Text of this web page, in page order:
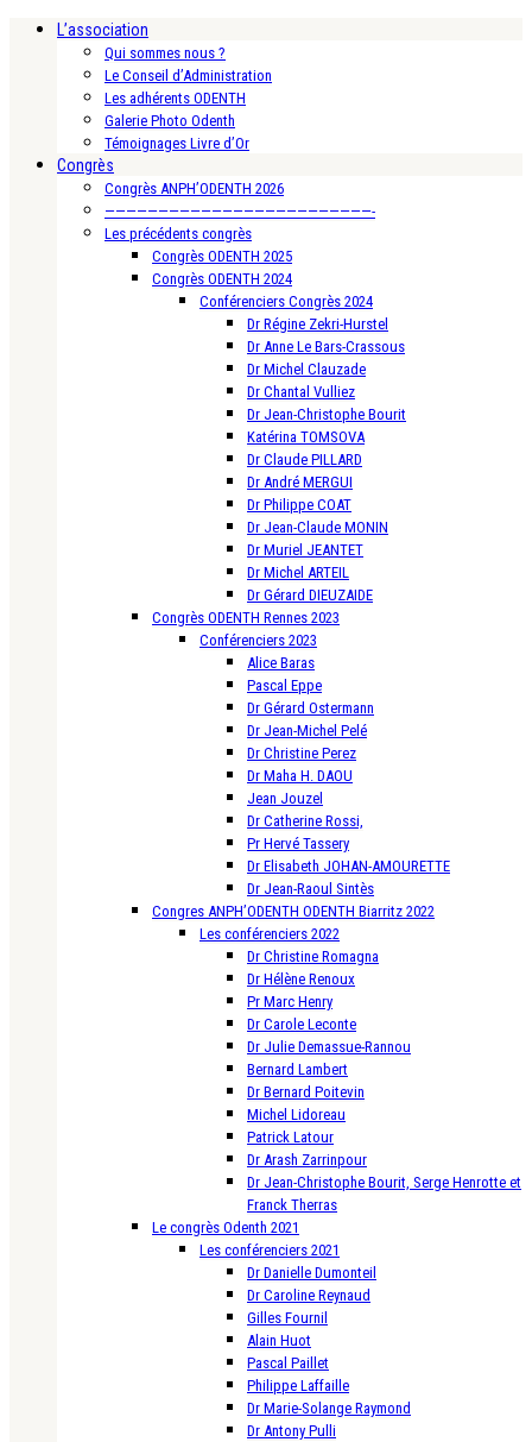
L’association
Qui sommes nous ?
Le Conseil d’Administration
Les adhérents ODENTH
Galerie Photo Odenth
Témoignages Livre d’Or
Congrès
Congrès ANPH’ODENTH 2026
—————————————————————————-
Les précédents congrès
Congrès ODENTH 2025
Congrès ODENTH 2024
Conférenciers Congrès 2024
Dr Régine Zekri-Hurstel
Dr Anne Le Bars-Crassous
Dr Michel Clauzade
Dr Chantal Vulliez
Dr Jean-Christophe Bourit
Katérina TOMSOVA
Dr Claude PILLARD
Dr André MERGUI
Dr Philippe COAT
Dr Jean-Claude MONIN
Dr Muriel JEANTET
Dr Michel ARTEIL
Dr Gérard DIEUZAIDE
Congrès ODENTH Rennes 2023
Conférenciers 2023
Alice Baras
Pascal Eppe
Dr Gérard Ostermann
Dr Jean-Michel Pelé
Dr Christine Perez
Dr Maha H. DAOU
Jean Jouzel
Dr Catherine Rossi,
Pr Hervé Tassery
Dr Elisabeth JOHAN-AMOURETTE
Dr Jean-Raoul Sintès
Congres ANPH’ODENTH ODENTH Biarritz 2022
Les conférenciers 2022
Dr Christine Romagna
Dr Hélène Renoux
Pr Marc Henry
Dr Carole Leconte
Dr Julie Demassue-Rannou
Bernard Lambert
Dr Bernard Poitevin
Michel Lidoreau
Patrick Latour
Dr Arash Zarrinpour
Dr Jean-Christophe Bourit, Serge Henrotte et
Franck Therras
Le congrès Odenth 2021
Les conférenciers 2021
Dr Danielle Dumonteil
Dr Caroline Reynaud
Gilles Fournil
Alain Huot
Pascal Paillet
Philippe Laffaille
Dr Marie-Solange Raymond
Dr Antony Pulli